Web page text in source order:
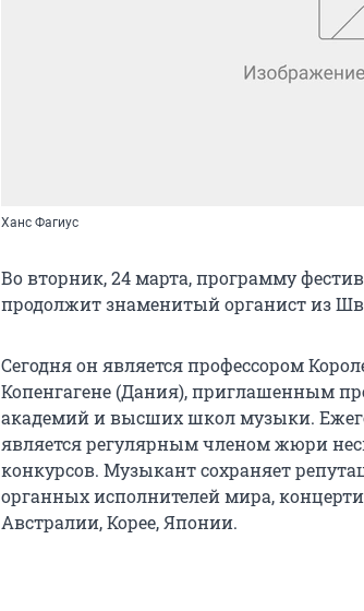
Ханс Фагиус
Во вторник, 24 марта, программу
продолжит знаменитый органист из
Сегодня он является профессором
Копенгагене (Дания), приглашенным
академий и высших школ музыки.
является регулярным членом жюри
конкурсов. Музыкант сохраняет
органных исполнителей мира,
Австралии, Корее, Японии.